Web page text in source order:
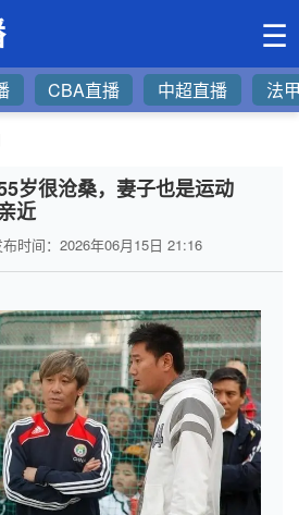
☰
CBA直播 中超直播 法
岁很沧桑，妻子也是运动
近
布时间：2026年06月15日 21:16